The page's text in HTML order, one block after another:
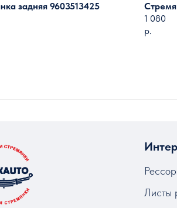
задняя 9603513425
1 080
р.
Листы